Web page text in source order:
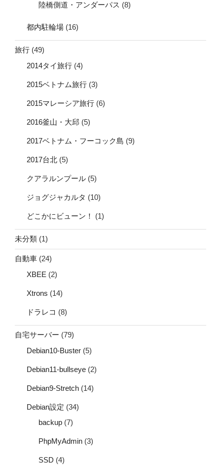
陸橋側道・アンダーパス (8)
都内駐輪場 (16)
旅行 (49)
2014タイ旅行 (4)
2015ベトナム旅行 (3)
2015マレーシア旅行 (6)
2016釜山・大邱 (5)
2017ベトナム・フーコック島 (9)
2017台北 (5)
クアラルンプール (5)
ジョグジャカルタ (10)
どこかにビューン！ (1)
未分類 (1)
自動車 (24)
XBEE (2)
Xtrons (14)
ドラレコ (8)
自宅サーバー (79)
Debian10-Buster (5)
Debian11-bullseye (2)
Debian9-Stretch (14)
Debian設定 (34)
backup (7)
PhpMyAdmin (3)
SSD (4)